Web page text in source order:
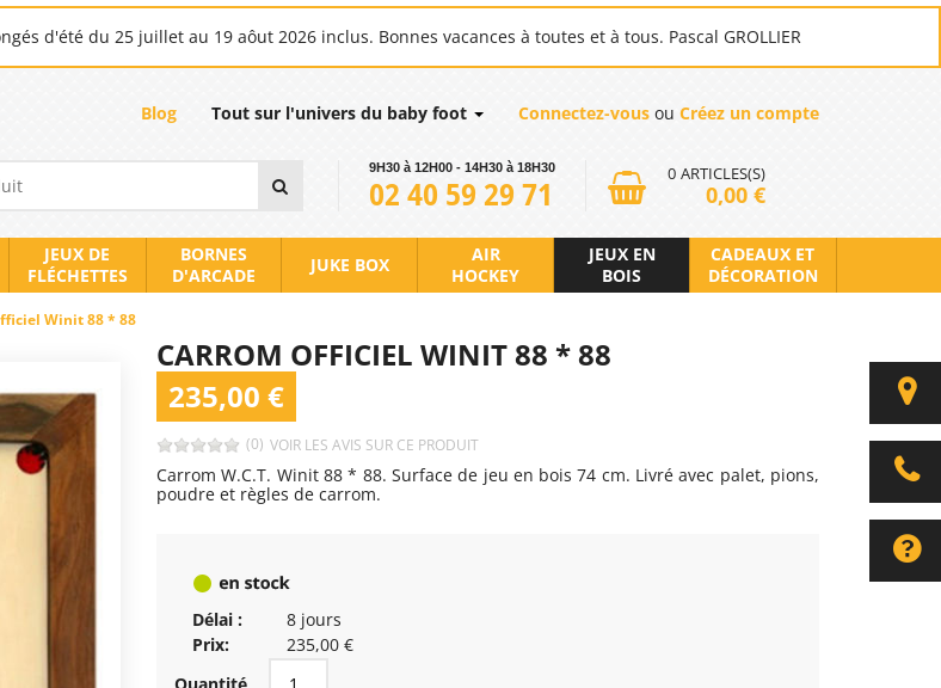
d'été du 25 juillet au 19 aôut 2026 inclus. Bonnes vacances à toutes et à tous. Pascal GROLLIER
Blog Tout sur l'univers du baby foot Connectez-vous ou Créez un compte
9H30 à 12H00 - 14H30 à 18H30
02 40 59 29 71 0 ARTICLES(S)
0,00 €
JEUX DE
FLÉCHETTES
BORNES
D'ARCADE
JUKE BOX
AIR
HOCKEY
JEUX EN
BOIS
CADEAUX ET
DÉCORATION
Winit 88 * 88
CARROM OFFICIEL WINIT 88 * 88
235,00 €
(0) VOIR LES AVIS SUR CE PRODUIT
Carrom W.C.T. Winit 88 * 88. Surface de jeu en bois 74 cm. Livré avec palet, pions,
poudre et règles de carrom.
Délai :
8 jours
Prix:
235,00 €